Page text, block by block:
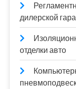
дилерской
отделки авто